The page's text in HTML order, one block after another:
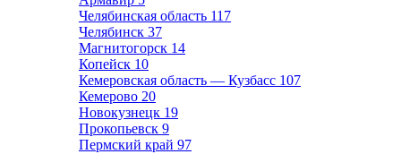
Челябинская область 117
Челябинск 37
Магнитогорск 14
Копейск 10
Кемеровская область — Кузбасс 107
Кемерово 20
Новокузнецк 19
Прокопьевск 9
Пермский край 97